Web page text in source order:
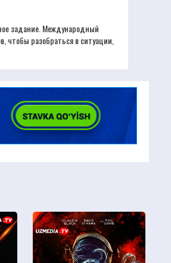
задание. Международный
чтобы разобраться в ситуации,